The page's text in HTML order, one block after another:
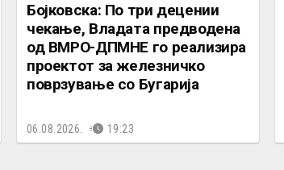
Бојковска: По три децении
чекање, Владата предводена
од ВМРО-ДПМНЕ го реализира
проектот за железничко
поврзување со Бугарија
06.08.2026. 19:23